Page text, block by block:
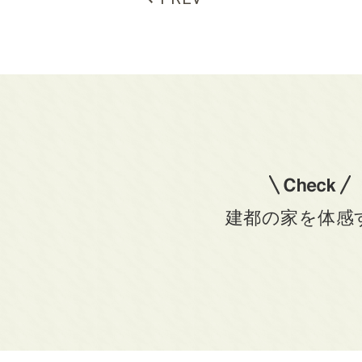
建都の家を体感